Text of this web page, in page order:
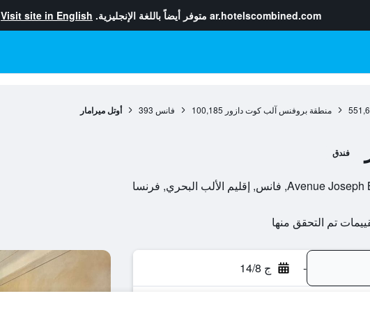
ar.hotelscombined.com متوفر أيضاً باللغة الإنجليزية. Visit site in English
منطقة بروفنس آلب كوت دازور 100,185 فانس 393 أوتل ميرامار
فندق
- ج 14/8